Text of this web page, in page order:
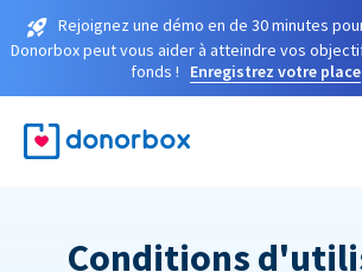
Rejoignez une démo en de 30 minutes
Donorbox peut vous aider à atteindre vos
fonds !
Enregistrez votre place
Conditions